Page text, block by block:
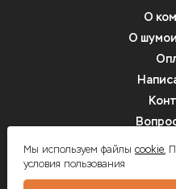
О
О
Шумоff -
Мы используем файлы cookie.
условия пользования